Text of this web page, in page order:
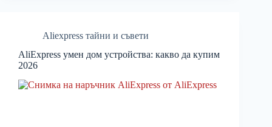
Aliexpress тайни и съвети
AliExpress умен дом устройства: какво да купим
2026